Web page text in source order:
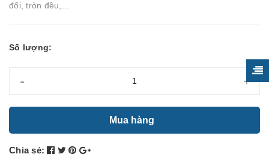
đối, tròn đều,...
Số lượng:
- +
Mua hàng
Chia sẻ: